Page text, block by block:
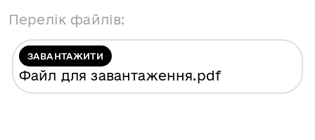
Перелік файлів:
ЗАВАНТАЖИТИ
Файл для завантаження.pdf